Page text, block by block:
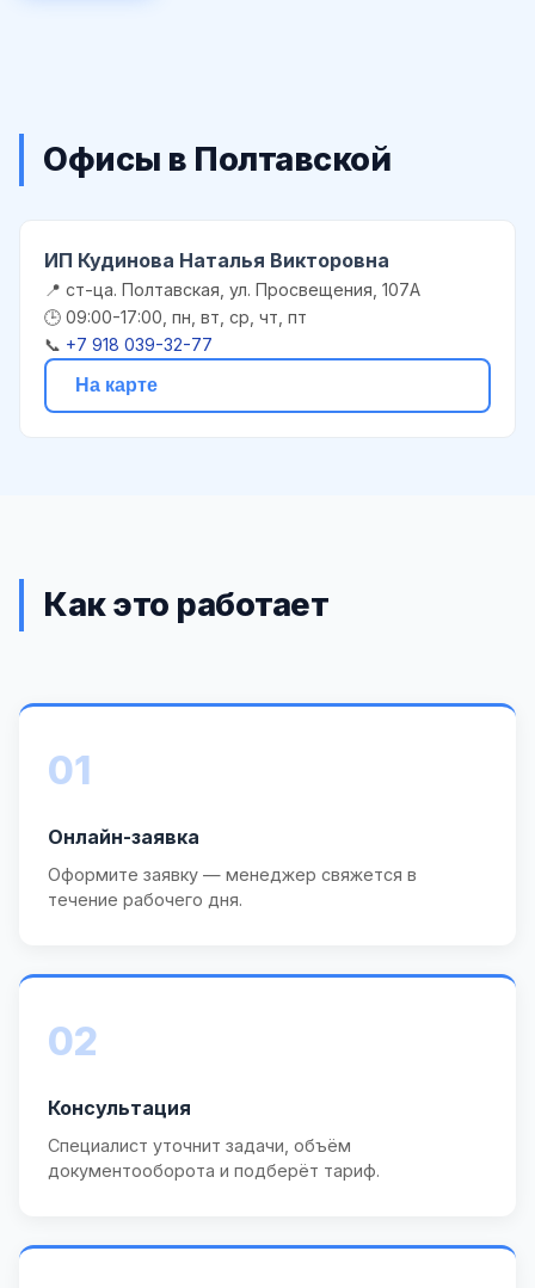
Офисы в Полтавской
ИП Кудинова Наталья Викторовна
📍 ст-ца. Полтавская, ул. Просвещения, 107А
🕒 09:00-17:00, пн, вт, ср, чт, пт
📞 +7 918 039-32-77
На карте
Как это работает
01
Онлайн-заявка
Оформите заявку — менеджер свяжется в
течение рабочего дня.
02
Консультация
Специалист уточнит задачи, объём
документооборота и подберёт тариф.